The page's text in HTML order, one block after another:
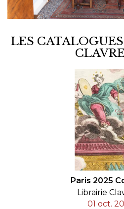
LES
Paris 2025
Librairie
01 oct.